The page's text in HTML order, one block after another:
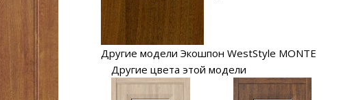
Другие модели Экошпон WestStyle MONTE
Другие цвета этой модели